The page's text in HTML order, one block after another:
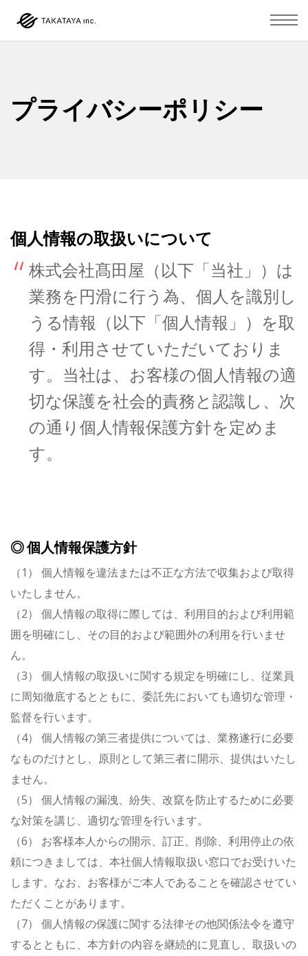
プライバシーポリシー
個人情報の取扱いについて
株式会社髙田屋（以下「当社」）は
業務を円滑に行う為、個人を識別し
うる情報（以下「個人情報」）を取
得・利用させていただいておりま
す。当社は、お客様の個人情報の適
切な保護を社会的責務と認識し、次
の通り個人情報保護方針を定めま
す。
◎ 個人情報保護方針
（1） 個人情報を違法または不正な方法で収集および取得
いたしません。
（2） 個人情報の取得に際しては、利用目的および利用範
囲を明確にし、その目的および範囲外の利用を行いませ
ん。
（3） 個人情報の取扱いに関する規定を明確にし、従業員
に周知徹底するとともに、委託先においても適切な管理・
監督を行います。
（4） 個人情報の第三者提供については、業務遂行に必要
なものだけとし、原則として第三者に開示、提供はいたし
ません。
（5） 個人情報の漏洩、紛失、改竄を防止するために必要
な対策を講じ、適切な管理を行います。
（6） お客様本人からの開示、訂正、削除、利用停止の依
頼につきましては、本社個人情報取扱い窓口でお受けいた
します。なお、お客様がご本人であることを確認させてい
ただくことがあります。
（7） 個人情報の保護に関する法律その他関係法令を遵守
するとともに、本方針の内容を継続的に見直し、取扱いの